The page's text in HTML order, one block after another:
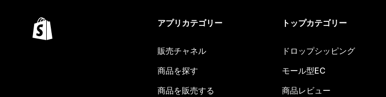
アプリカテゴリー
販売チャネル
商品を探す
商品を販売する
トップカテゴリー
ドロップシッピング
モール型EC
商品レビュー